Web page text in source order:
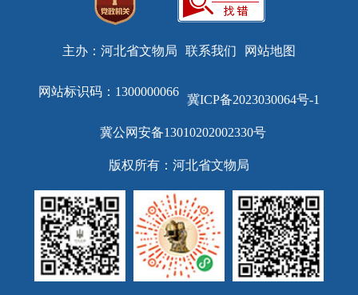
主办：河北省文物局 联系我们 网站地图
网站标识码：1300000066
冀ICP备2023030064号-1
冀公网安备13010202002330号
版权所有：河北省文物局